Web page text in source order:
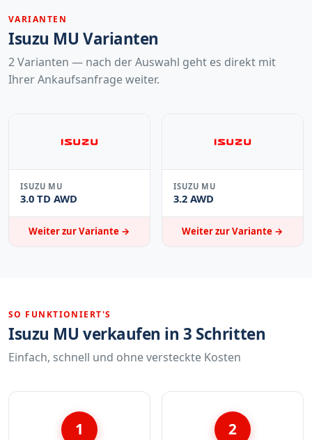
VARIANTEN
Isuzu MU Varianten
2 Varianten — nach der Auswahl geht es direkt mit
Ihrer Ankaufsanfrage weiter.
ISUZU MU
3.0 TD AWD
Weiter zur Variante →
ISUZU MU
3.2 AWD
Weiter zur Variante →
SO FUNKTIONIERT'S
Isuzu MU verkaufen in 3 Schritten
Einfach, schnell und ohne versteckte Kosten
1 2